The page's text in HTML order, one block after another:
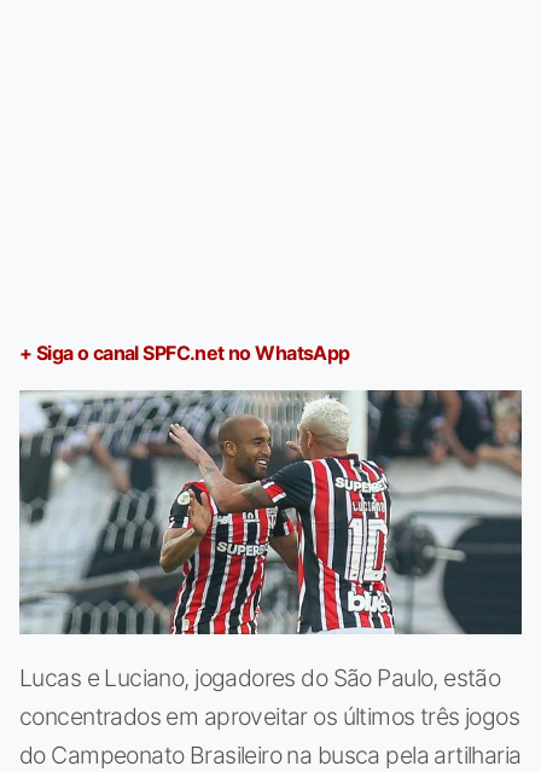
+ Siga o canal SPFC.net no WhatsApp
Lucas e Luciano, jogadores do São Paulo, estão
concentrados em aproveitar os últimos três jogos
do Campeonato Brasileiro na busca pela artilharia